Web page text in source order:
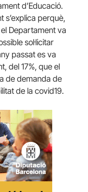
d’Educació.
s’explica perquè,
Departament va
sol·licitar
passat es va
del 17%, que el
de demanda de
de la covid19.